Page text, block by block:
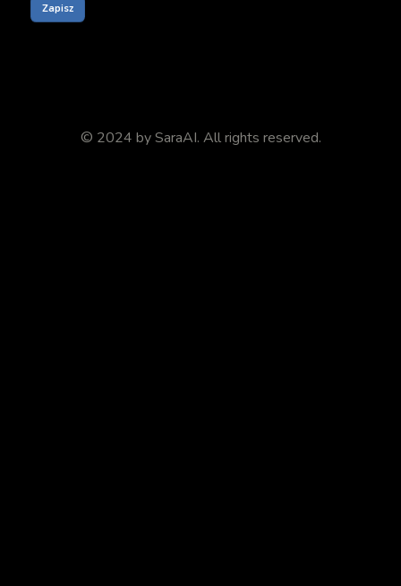
© 2024 bySaraAI. All rights reserved.